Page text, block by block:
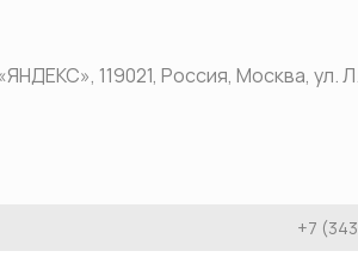
119021, Россия, Москва, ул.
+7